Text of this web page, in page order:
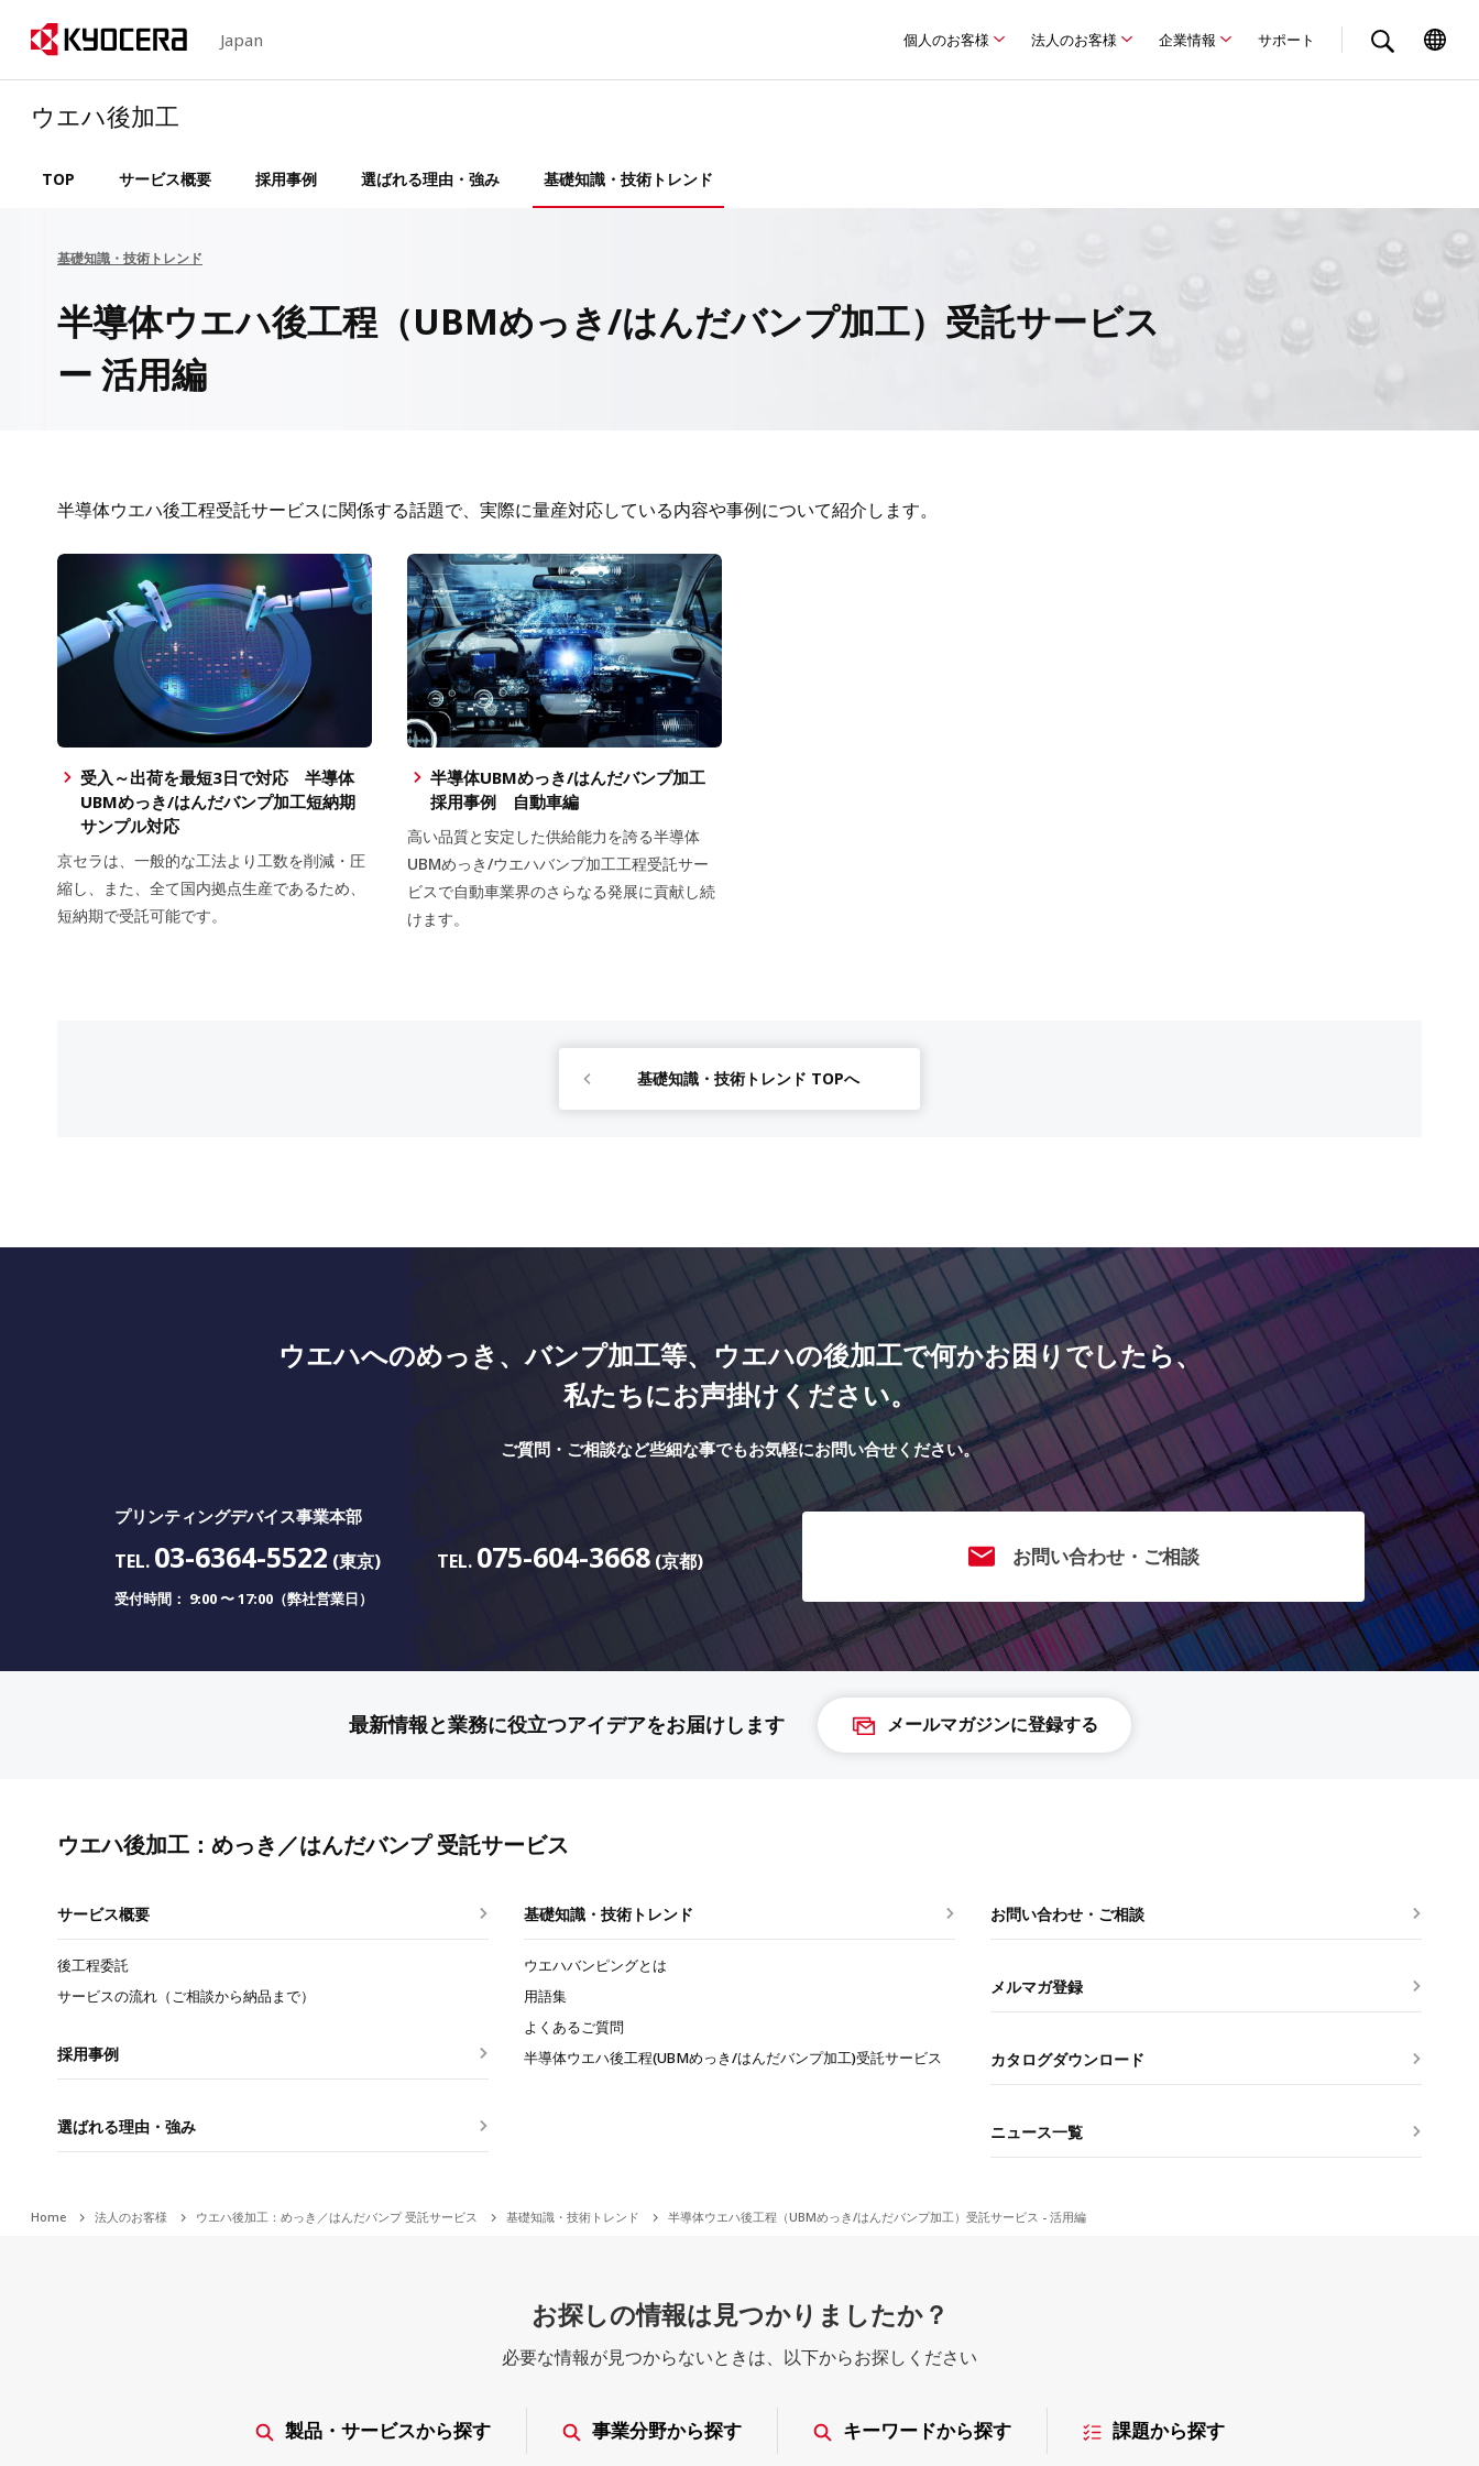
Japan 個人のお客様 法人のお客様 企業情報 サポート
ウエハ後加工
TOP サービス概要 採用事例 選ばれる理由・強み 基礎知識・技術トレンド
基礎知識・技術トレンド
半導体ウエハ後工程（UBMめっき/はんだバンプ加工）受託サービス
ー 活用編
半導体ウエハ後工程受託サービスに関係する話題で、実際に量産対応している内容や事例について紹介します。
受入～出荷を最短3日で対応 半導体
UBMめっき/はんだバンプ加工短納期
サンプル対応
京セラは、一般的な工法より工数を削減・圧
縮し、また、全て国内拠点生産であるため、
短納期で受託可能です。
半導体UBMめっき/はんだバンプ加工
採用事例 自動車編
高い品質と安定した供給能力を誇る半導体
UBMめっき/ウエハバンプ加工工程受託サー
ビスで自動車業界のさらなる発展に貢献し続
けます。
基礎知識・技術トレンド TOPへ
ウエハへのめっき、バンプ加工等、ウエハの後加工で何かお困りでしたら、
私たちにお声掛けください。
ご質問・ご相談など些細な事でもお気軽にお問い合せください。
プリンティングデバイス事業本部
TEL. 03-6364-5522 (東京) TEL. 075-604-3668(京都)
受付時間： 9:00 〜 17:00（弊社営業日）
お問い合わせ・ご相談
最新情報と業務に役立つアイデアをお届けします メールマガジンに登録する
ウエハ後加工：めっき／はんだバンプ 受託サービス
サービス概要
後工程委託
サービスの流れ（ご相談から納品まで）
採用事例
選ばれる理由・強み
基礎知識・技術トレンド
ウエハバンピングとは
用語集
よくあるご質問
半導体ウエハ後工程(UBMめっき/はんだバンプ加工)受託サービス
お問い合わせ・ご相談
メルマガ登録
カタログダウンロード
ニュース一覧
Home 法人のお客様 ウエハ後加工：めっき／はんだバンプ 受託サービス 基礎知識・技術トレンド 半導体ウエハ後工程（UBMめっき/はんだバンプ加工）受託サービス - 活用編
お探しの情報は見つかりましたか？
必要な情報が見つからないときは、 以下からお探しください
製品・サービスから探す 事業分野から探す キーワードから探す 課題から探す